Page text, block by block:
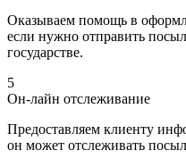
Оказываем помощь в
если нужно отправить
государстве.
5
Он-лайн отслеживание
Предоставляем клиенту
он может отслеживать